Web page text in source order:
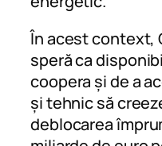
În acest context,
speră ca
coopera și de a
și tehnic să
deblocarea